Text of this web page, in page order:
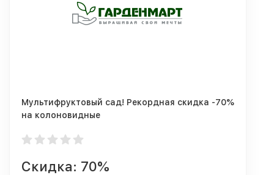
Мультифруктовый сад! Рекордная скидка -70%
на колоновидные
Скидка: 70%